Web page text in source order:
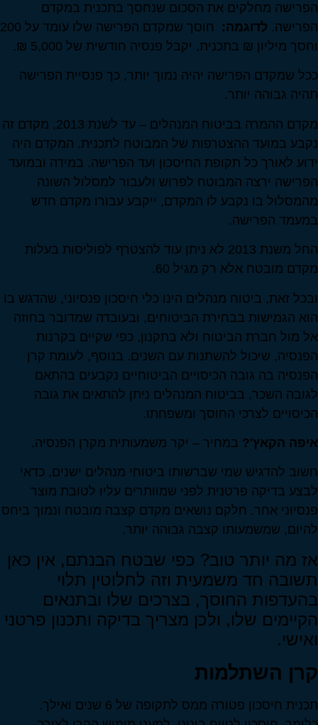
הפרישה מחלקים את הסכום שנחסך בתכנית במקדם
הפרישה. לדוגמה:
חוסך שמקדם הפרישה שלו עומד על 200
וחסך מיליון ₪ בתכנית, יקבל פנסיה חודשית של 5,000 ₪.
ככל שמקדם הפרישה יהיה נמוך יותר, כך פנסיית הפרישה
תהיה גבוהה יותר.
מקדם ההמרה בביטוח המנהלים – עד לשנת 2013, מקדם זה
נקבע במועד ההצטרפות של המבוטח לתכנית. המקדם היה
ידוע לאורך כל תקופת החיסכון ועד הפרישה. במידה ובמועד
הפרישה ירצה המבוטח לפרוש ולעבור למסלול השונה
מהמסלול בו נקבע לו המקדם, ייקבע עבורו מקדם חדש
במעמד הפרישה.
החל משנת 2013 לא ניתן עוד להצטרף לפוליסות בעלות
מקדם מובטח אלא רק מגיל 60.
ובכל זאת, ביטוח מנהלים הינו כלי חיסכון פנסיוני, שהדגש בו
הוא הגמישות בבחירת הביטוחים, ובעובדה שמדובר בחוזה
אל מול חברת הביטוח ולא בתקנון, כפי שקיים בקרנות
הפנסיה, שיכול להשתנות עם השנים. בנוסף, לעומת קרן
הפנסיה בה גובה הכיסויים הביטוחיים נקבעים בהתאם
לגובה השכר, בביטוח המנהלים ניתן להתאים את גובה
הכיסויים לצרכי החוסך ומשפחתו.
איפה הקאץ'? במחיר – יקר משמעותית מקרן הפנסיה.
חשוב להדגיש שמי שברשותו ביטוחי מנהלים ישנים, כדאי
לבצע בדיקה פרטנית לפני שמוותרים עליו לטובת מוצר
פנסיוני אחר. חלקם נושאים מקדם קצבה מובטח ונמוך ביחס
להיום, שמשמעותו קצבה גבוהה יותר.
אז מה יותר טוב? כפי שבטח הבנתם, אין כאן
תשובה חד משמעית וזה לחלוטין תלוי
בהעדפות החוסך, בצרכים שלו ובתנאים
הקיימים שלו, ולכן מצריך בדיקה ותכנון פרטני
ואישי.
קרן השתלמות
תכנית חיסכון פטורה ממס לתקופה של 6 שנים ואילך.